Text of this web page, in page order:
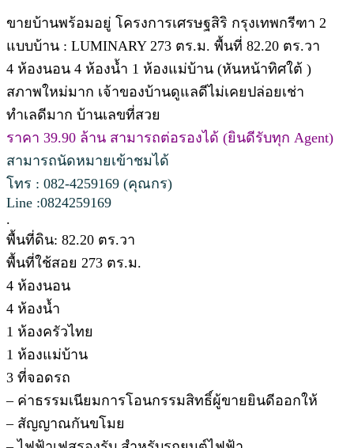
ขายบ้านพร้อมอยู่ โครงการเศรษฐสิริ กรุงเทพกรีฑา 2
แบบบ้าน : LUMINARY 273 ตร.ม. พื้นที่ 82.20 ตร.วา
4 ห้องนอน 4 ห้องน้ำ 1 ห้องแม่บ้าน (หันหน้าทิศใต้ )
สภาพใหม่มาก เจ้าของบ้านดูแลดีไม่เคยปล่อยเช่า
ทำเลดีมาก บ้านเลขที่สวย
ราคา 39.90 ล้าน สามารถต่อรองได้ (ยินดีรับทุก Agent)
สามารถนัดหมายเข้าชมได้
โทร : 082-4259169 (คุณกร)
Line :0824259169
.
พื้นที่ดิน: 82.20 ตร.วา
พื้นที่ใช้สอย 273 ตร.ม.
4 ห้องนอน
4 ห้องน้ำ
1 ห้องครัวไทย
1 ห้องแม่บ้าน
3 ที่จอดรถ
– ค่าธรรมเนียมการโอนกรรมสิทธิ์ผู้ขายยินดีออกให้
– สัญญาณกันขโมย